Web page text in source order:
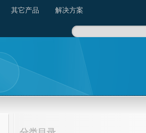
其它产品 解决方案